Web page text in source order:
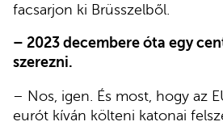
facsarjon ki Brüsszelből.
– 2023 decembere óta egy
szerezni.
– Nos, igen. És most, hogy az
eurót kíván költeni katonai